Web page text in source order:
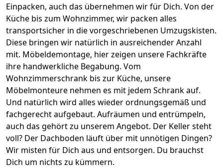
Einpacken, auch das übernehmen wir für Dich. Von der
Küche bis zum Wohnzimmer, wir packen alles
transportsicher in die vorgeschriebenen Umzugskisten.
Diese bringen wir natürlich in ausreichender Anzahl
mit. Möbeldemontage, hier zeigen unsere Fachkräfte
ihre handwerkliche Begabung. Vom
Wohnzimmerschrank bis zur Küche, unsere
Möbelmonteure nehmen es mit jedem Schrank auf.
Und natürlich wird alles wieder ordnungsgemäß und
fachgerecht aufgebaut. Aufräumen und entrümpeln,
auch das gehört zu unserem Angebot. Der Keller steht
voll? Der Dachboden läuft über mit unnötigen Dingen?
Wir misten für Dich aus und entsorgen. Du brauchst
Dich um nichts zu kümmern.